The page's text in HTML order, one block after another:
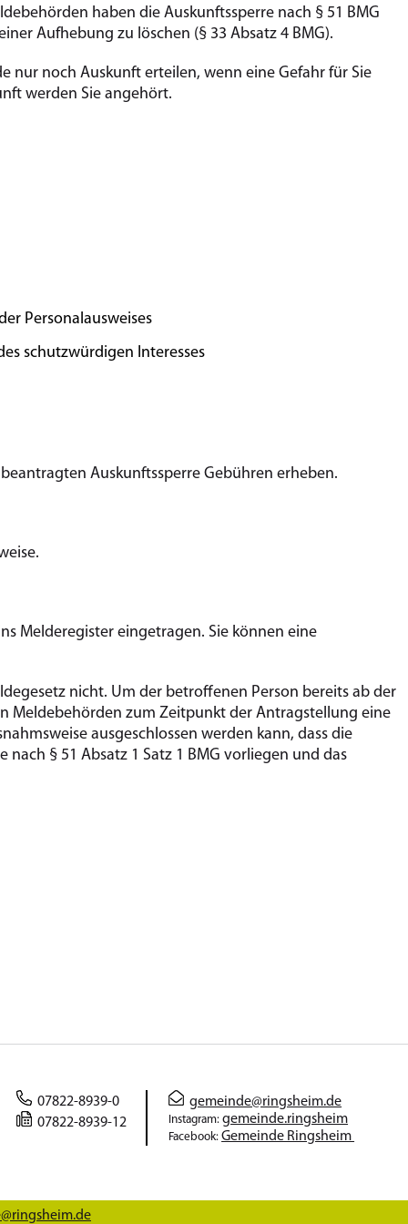
haben die Auskunftssperre nach § 51 BMG
Aufhebung zu löschen (§ 33 Absatz 4 BMG).
nur noch Auskunft erteilen, wenn eine Gefahr für Sie
werden Sie angehört.
Personalausweises
schutzwürdigen Interesses
Auskunftssperre Gebühren erheben.
Melderegister eingetragen. Sie können eine
nicht. Um der betroffenen Person bereits ab der
Meldebehörden zum Zeitpunkt der Antragstellung eine
ausgeschlossen werden kann, dass die
§ 51 Absatz 1 Satz 1 BMG vorliegen und das
07822-8939-0
07822-8939-12
gemeinde@ringsheim.de
Instagram: gemeinde.ringsheim
Facebook: Gemeinde Ringsheim